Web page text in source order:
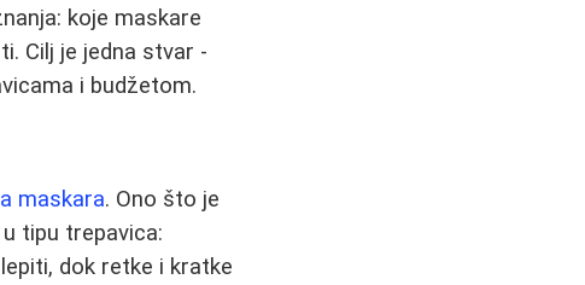
koje maskare
Cilj je jedna stvar -
i budžetom.
maskara. Ono što je
tipu trepavica:
dok retke i kratke